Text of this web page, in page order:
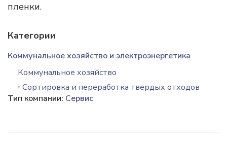
пленки.
Категории
Коммунальное хозяйство и электроэнергетика
Коммунальное хозяйство
Сортировка и переработка твердых отходов
Тип компании: Сервис